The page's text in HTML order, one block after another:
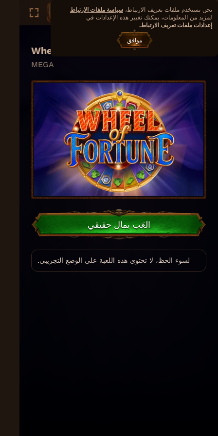
Wheel of Fortune
MEGA
العَب بمال حقيقي
لسوء الحظ، لا تحتوي هذه اللعبة على الوضع التجريبي.
نحن نستخدم ملفات تعريف الارتباط، سياسة ملفات الارتباط
لمزيد من المعلومات، يمكنك تغيير هذه الإعدادات في
إعدادات ملفات تعريف الارتباط.
موافق